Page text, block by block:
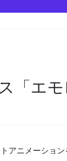
「エ
アニメーショ